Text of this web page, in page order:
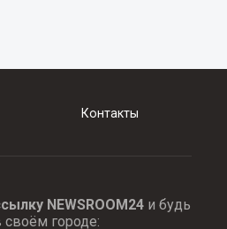
Контакты
NEWSROOM24и будь
своём городе: